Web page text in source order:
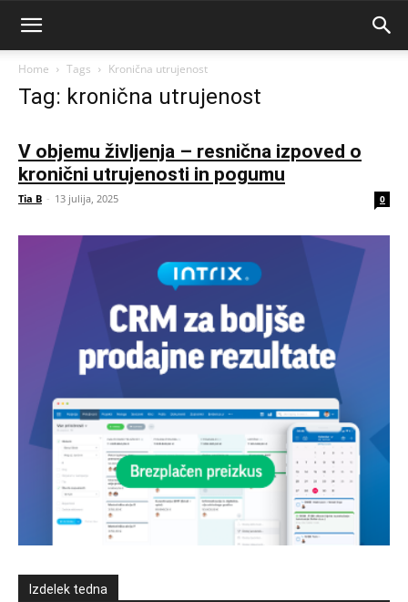
Home Tags Kronična utrujenost
Tag: kronična utrujenost
V objemu življenja – resnična izpoved o
kronični utrujenosti in pogumu
Tia B - 13 julija, 2025 0
Izdelek tedna